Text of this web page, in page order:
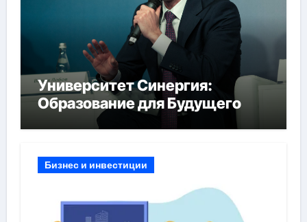
Университет Синергия:
Образование для Будущего
Бизнес и инвестиции